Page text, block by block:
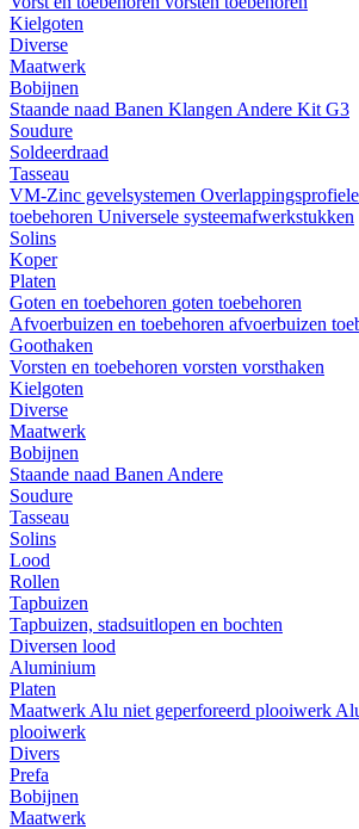
Kielgoten
Diverse
Maatwerk
Bobijnen
Staande naad Banen Klangen Andere Kit G3
Soudure
Soldeerdraad
Tasseau
VM-Zinc gevelsystemen
toebehoren Universele systeemafwerkstukken
Solins
Koper
Platen
Goten en toebehoren goten toebehoren
Afvoerbuizen en toebehoren afvoerbuizen
Goothaken
Vorsten en toebehoren vorsten vorsthaken
Kielgoten
Diverse
Maatwerk
Bobijnen
Staande naad Banen Andere
Soudure
Tasseau
Solins
Lood
Rollen
Tapbuizen
Tapbuizen, stadsuitlopen en bochten
Diversen lood
Aluminium
Platen
Maatwerk Alu niet geperforeerd plooiwerk
plooiwerk
Divers
Prefa
Bobijnen
Maatwerk